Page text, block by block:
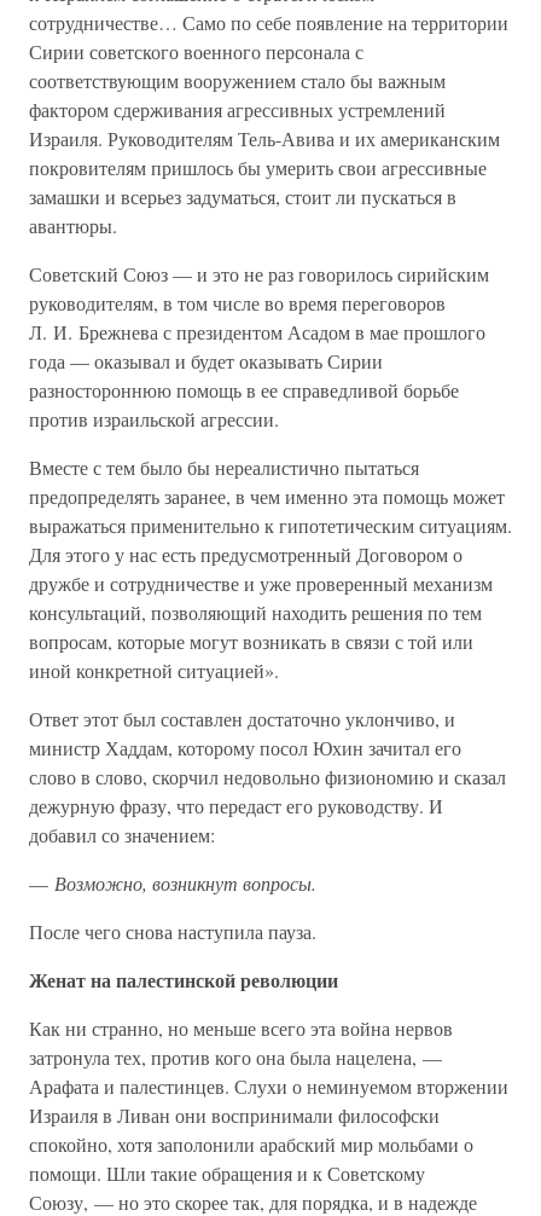
сотрудничестве… Само по себе появление на территории
Сирии советского военного персонала с
соответствующим вооружением стало бы важным
фактором сдерживания агрессивных устремлений
Израиля. Руководителям Тель-Авива и их американским
покровителям пришлось бы умерить свои агрессивные
замашки и всерьез задуматься, стоит ли пускаться в
авантюры.
Советский Союз — и это не раз говорилось сирийским
руководителям, в том числе во время переговоров
Л. И. Брежнева с президентом Асадом в мае прошлого
года — оказывал и будет оказывать Сирии
разностороннюю помощь в ее справедливой борьбе
против израильской агрессии.
Вместе с тем было бы нереалистично пытаться
предопределять заранее, в чем именно эта помощь может
выражаться применительно к гипотетическим ситуациям.
Для этого у нас есть предусмотренный Договором о
дружбе и сотрудничестве и уже проверенный механизм
консультаций, позволяющий находить решения по тем
вопросам, которые могут возникать в связи с той или
иной конкретной ситуацией».
Ответ этот был составлен достаточно уклончиво, и
министр Хаддам, которому посол Юхин зачитал его
слово в слово, скорчил недовольно физиономию и сказал
дежурную фразу, что передаст его руководству. И
добавил со значением:
— Возможно, возникнут вопросы.
После чего снова наступила пауза.
Женат на палестинской революции
Как ни странно, но меньше всего эта война нервов
затронула тех, против кого она была нацелена, —
Арафата и палестинцев. Слухи о неминуемом вторжении
Израиля в Ливан они воспринимали философски
спокойно, хотя заполонили арабский мир мольбами о
помощи. Шли такие обращения и к Советскому
Союзу, — но это скорее так, для порядка, и в надежде